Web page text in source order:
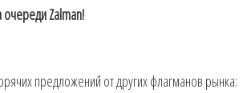
Zalman!
предложений от других флагманов рынка: